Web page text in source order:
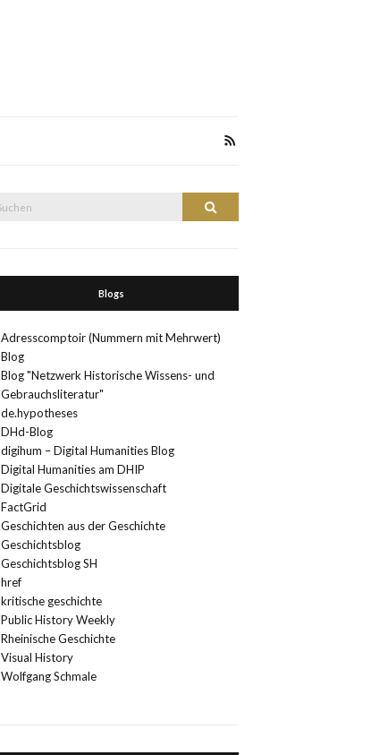
Suchen
Blogs
Adresscomptoir (Nummern mit Mehrwert)
Blog
Blog "Netzwerk Historische Wissens- und
Gebrauchsliteratur"
de.hypotheses
DHd-Blog
digihum – Digital Humanities Blog
Digital Humanities am DHIP
Digitale Geschichtswissenschaft
FactGrid
Geschichten aus der Geschichte
Geschichtsblog
Geschichtsblog SH
href
kritische geschichte
Public History Weekly
Rheinische Geschichte
Visual History
Wolfgang Schmale